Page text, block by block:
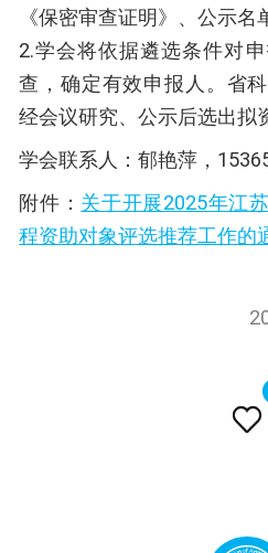

《保密审查证明》、公示名
2.学会将依据遴选条件对
查，确定有效申报人。省
经会议研究、公示后选出拟
学会联系人：郁艳萍，
附件： 关于开展2025年江
程资助对象评选推荐工作的